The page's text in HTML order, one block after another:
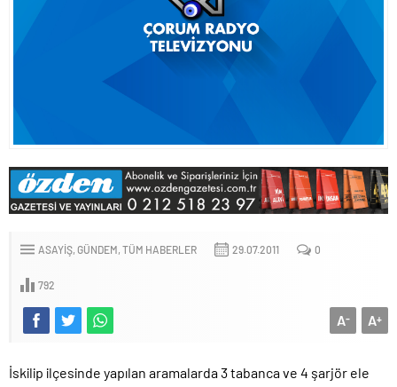
ASAYIŞ GÜNDEM TÜM HABERLER 29.07.2011 0
792
A+
A-
İskilip ilçesinde yapılan aramalarda 3 tabanca ve 4 şarjör ele